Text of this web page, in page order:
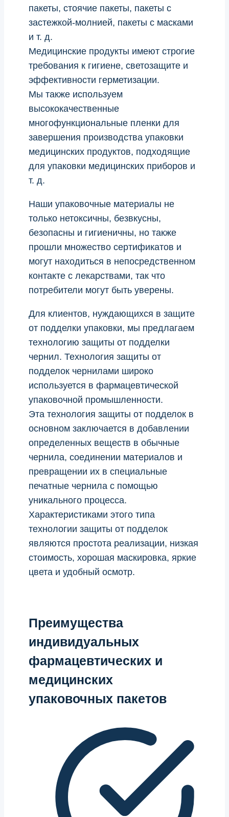
пакеты, стоячие пакеты, пакеты с
застежкой-молнией, пакеты с масками
и т. д.
Медицинские продукты имеют строгие
требования к гигиене, светозащите и
эффективности герметизации.
Мы также используем
высококачественные
многофункциональные пленки для
завершения производства упаковки
медицинских продуктов, подходящие
для упаковки медицинских приборов и
т. д.
Наши упаковочные материалы не
только нетоксичны, безвкусны,
безопасны и гигиеничны, но также
прошли множество сертификатов и
могут находиться в непосредственном
контакте с лекарствами, так что
потребители могут быть уверены.
Для клиентов, нуждающихся в защите
от подделки упаковки, мы предлагаем
технологию защиты от подделки
чернил. Технология защиты от
подделок чернилами широко
используется в фармацевтической
упаковочной промышленности.
Эта технология защиты от подделок в
основном заключается в добавлении
определенных веществ в обычные
чернила, соединении материалов и
превращении их в специальные
печатные чернила с помощью
уникального процесса.
Характеристиками этого типа
технологии защиты от подделок
являются простота реализации, низкая
стоимость, хорошая маскировка, яркие
цвета и удобный осмотр.
Преимущества
индивидуальных
фармацевтических и
медицинских
упаковочных пакетов